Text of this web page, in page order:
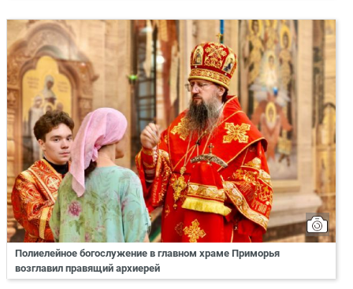
Полиелейное богослужение в главном храме Приморья
возглавил правящий архиерей